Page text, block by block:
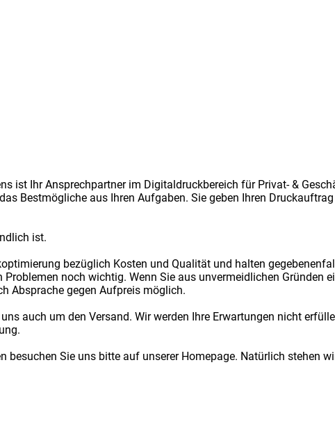
ist Ihr Ansprechpartner im Digitaldruckbereich für Privat- &
Bestmögliche aus Ihren Aufgaben. Sie geben Ihren
ist.
bezüglich Kosten und Qualität und halten
noch wichtig. Wenn Sie aus unvermeidlichen Gründen
Absprache gegen Aufpreis möglich.
auch um den Versand. Wir werden Ihre Erwartungen nicht
besuchen Sie uns bitte auf unserer Homepage. Natürlich stehen